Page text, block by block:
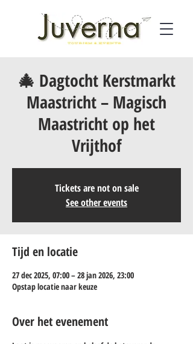
🎄 Dagtocht Kerstmarkt
Maastricht – Magisch
Maastricht op het
Vrijthof
Tickets are not on sale
See other events
Tijd en locatie
27 dec 2025, 07:00 – 28 jan 2026, 23:00
Opstap locatie naar keuze
Over het evenement